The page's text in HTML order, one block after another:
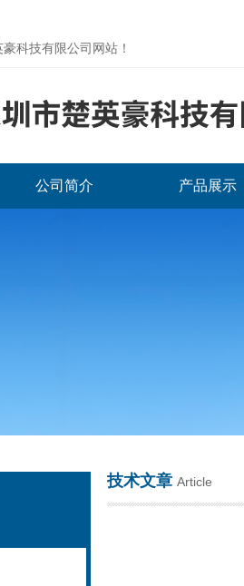
科技有限公司网站！
公司简介 产品展示
技术文章 Article